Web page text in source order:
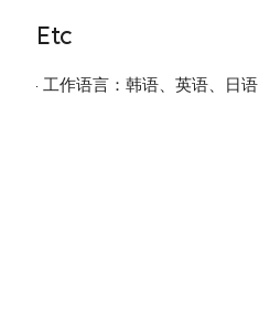
Etc
工作语言：韩语、英语、日语